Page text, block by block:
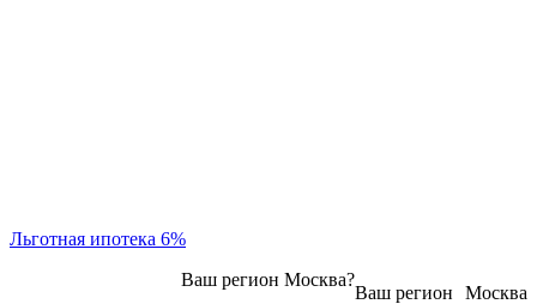
Льготная ипотека 6%
Москва
Ваш регион
Ваш регион Москва?